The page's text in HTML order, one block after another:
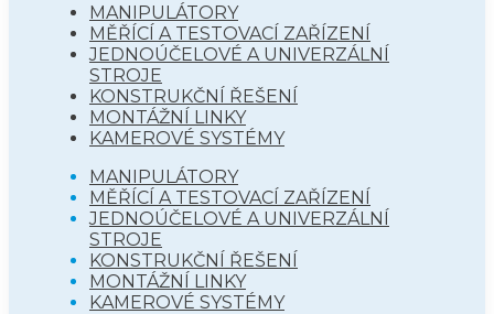
MANIPULÁTORY
MĚŘÍCÍ A TESTOVACÍ ZAŘÍZENÍ
JEDNOÚČELOVÉ A UNIVERZÁLNÍ
STROJE
KONSTRUKČNÍ ŘEŠENÍ
MONTÁŽNÍ LINKY
KAMEROVÉ SYSTÉMY
MANIPULÁTORY
MĚŘÍCÍ A TESTOVACÍ ZAŘÍZENÍ
JEDNOÚČELOVÉ A UNIVERZÁLNÍ
STROJE
KONSTRUKČNÍ ŘEŠENÍ
MONTÁŽNÍ LINKY
KAMEROVÉ SYSTÉMY